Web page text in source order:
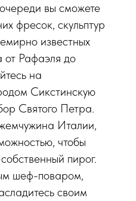
вы сможете
фресок, скульптур
известных
от Рафаэля до
на
Сикстинскую
Святого Петра.
Италии,
чтобы
пирог.
шеф-поваром,
своим